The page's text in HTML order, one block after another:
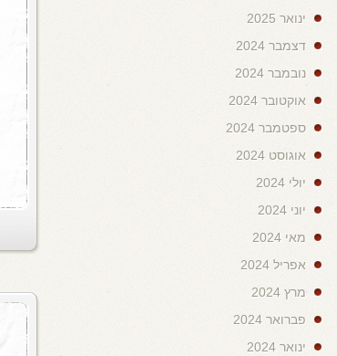
ינואר 2025
דצמבר 2024
נובמבר 2024
אוקטובר 2024
ספטמבר 2024
אוגוסט 2024
יולי 2024
יוני 2024
מאי 2024
אפריל 2024
מרץ 2024
פברואר 2024
ינואר 2024